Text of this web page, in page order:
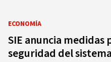
ECONOMÍA
SIE anuncia medidas
seguridad del